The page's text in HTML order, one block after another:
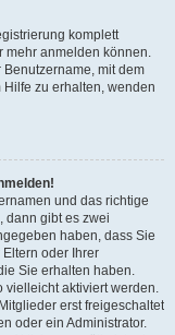
komplett
mehr anmelden können.
mit dem
zu erhalten, wenden
und das richtige
dann gibt es zwei
haben, dass Sie
oder Ihrer
Sie erhalten haben.
vielleicht aktiviert werden.
erst freigeschaltet
oder ein Administrator.